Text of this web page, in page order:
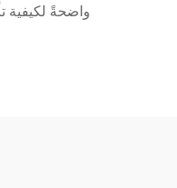
واضحةً لكيفية